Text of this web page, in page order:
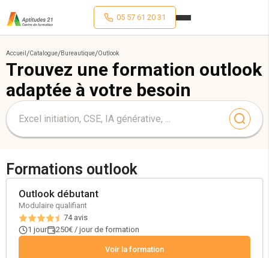
05 57 61 20 31
Accueil /Catalogue/Bureautique/Outlook
Trouvez une formation outlook
adaptée à votre besoin
Formations outlook
Outlook débutant
Modulaire qualifiant
74avis
1 jour
250€ / jour de formation
Voir la formation